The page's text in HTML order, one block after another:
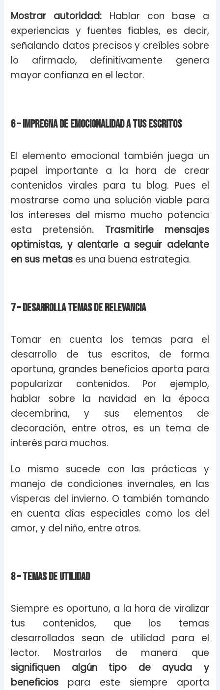
Mostrar autoridad: Hablar con base a
experiencias y fuentes fiables, es decir,
señalando datos precisos y creíbles sobre
lo afirmado, definitivamente genera
mayor confianza en el lector.
6 – Impregna de emocionalidad a tus escritos
El elemento emocional también juega un
papel importante a la hora de crear
contenidos virales para tu blog. Pues el
mostrarse como una solución viable para
los intereses del mismo mucho potencia
esta pretensión. Trasmitirle mensajes
optimistas, y alentarle a seguir adelante
en sus metas es una buena estrategia.
7 – Desarrolla temas de relevancia
Tomar en cuenta los temas para el
desarrollo de tus escritos, de forma
oportuna, grandes beneficios aporta para
popularizar contenidos. Por ejemplo,
hablar sobre la navidad en la época
decembrina, y sus elementos de
decoración, entre otros, es un tema de
interés para muchos.
Lo mismo sucede con las prácticas y
manejo de condiciones invernales, en las
vísperas del invierno. O también tomando
en cuenta días especiales como los del
amor, y del niño, entre otros.
8 – Temas de Utilidad
Siempre es oportuno, a la hora de viralizar
tus contenidos, que los temas
desarrollados sean de utilidad para el
lector. Mostrarlos de manera que
signifiquen algún tipo de ayuda y
beneficios para este siempre aporta